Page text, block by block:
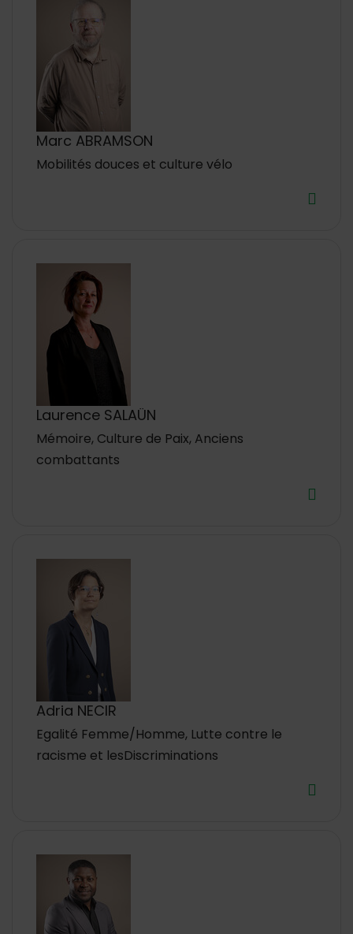
Marc ABRAMSON
Mobilités douces et culture vélo
Laurence SALAÜN
Mémoire, Culture de Paix, Anciens
combattants
Adria NECIR
Egalité Femme/Homme, Lutte contre le
racisme et lesDiscriminations